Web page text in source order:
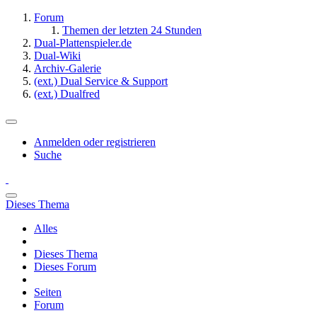
Forum
Themen der letzten 24 Stunden
Dual-Plattenspieler.de
Dual-Wiki
Archiv-Galerie
(ext.) Dual Service & Support
(ext.) Dualfred
Anmelden oder registrieren
Suche
Dieses Thema
Alles
Dieses Thema
Dieses Forum
Seiten
Forum